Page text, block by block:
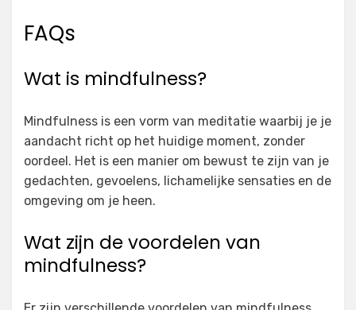
FAQs
Wat is mindfulness?
Mindfulness is een vorm van meditatie waarbij je je
aandacht richt op het huidige moment, zonder
oordeel. Het is een manier om bewust te zijn van je
gedachten, gevoelens, lichamelijke sensaties en de
omgeving om je heen.
Wat zijn de voordelen van
mindfulness?